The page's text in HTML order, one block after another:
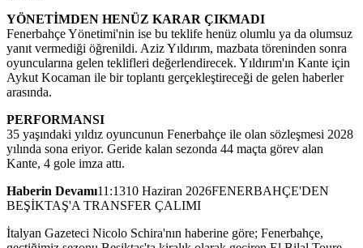
YÖNETİMDEN HENÜZ KARAR ÇIKMADI
Fenerbahçe Yönetimi'nin ise bu teklife henüz olumlu ya da olumsuz
yanıt vermediği öğrenildi. Aziz Yıldırım, mazbata töreninden sonra
oyuncularına gelen teklifleri değerlendirecek. Yıldırım'ın Kante için
Aykut Kocaman ile bir toplantı gerçekleştireceği de gelen haberler
arasında.
PERFORMANSI
35 yaşındaki yıldız oyuncunun Fenerbahçe ile olan sözleşmesi 2028
yılında sona eriyor. Geride kalan sezonda 44 maçta görev alan
Kante, 4 gole imza attı.
Haberin Devamı11:1310 Haziran 2026FENERBAHÇE'DEN
BEŞİKTAŞ'A TRANSFER ÇALIMI
İtalyan Gazeteci Nicolo Schira'nın haberine göre; Fenerbahçe,